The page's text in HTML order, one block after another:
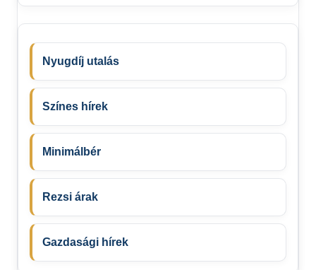
Nyugdíj utalás
Színes hírek
Minimálbér
Rezsi árak
Gazdasági hírek